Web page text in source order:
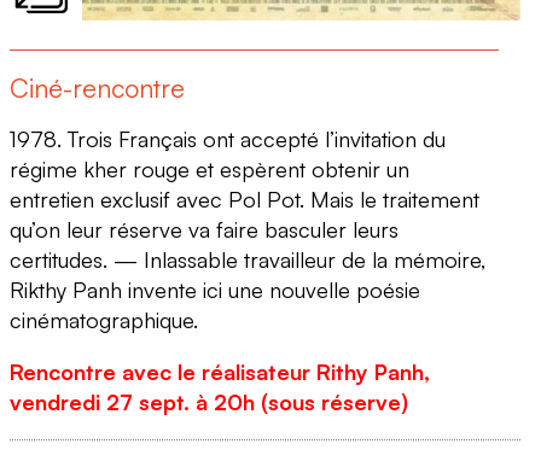
Ciné-rencontre
1978. Trois Français ont accepté l’invitation du
régime kher rouge et espèrent obtenir un
entretien exclusif avec Pol Pot. Mais le traitement
qu’on leur réserve va faire basculer leurs
certitudes. — Inlassable travailleur de la mémoire,
Rikthy Panh invente ici une nouvelle poésie
cinématographique.
Rencontre avec le réalisateur Rithy Panh,
vendredi 27 sept. à 20h (sous réserve)